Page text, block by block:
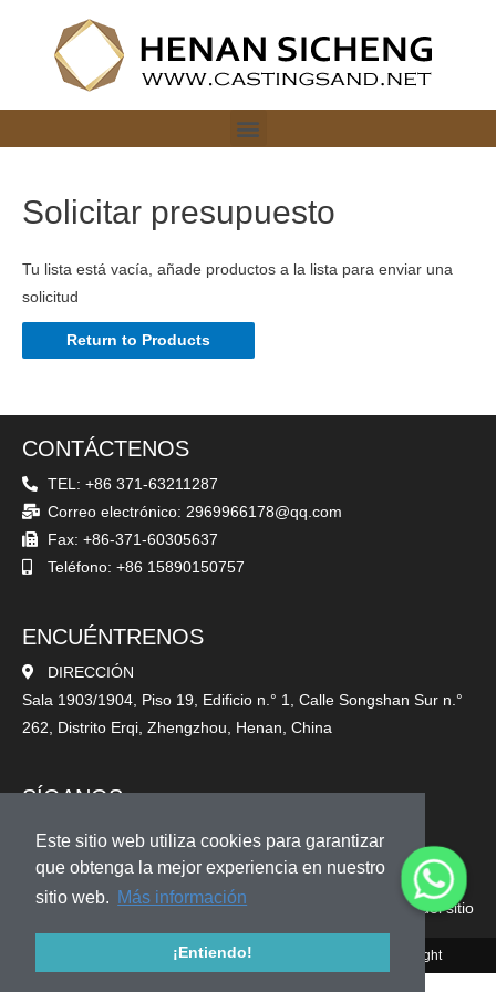
Este sitio web utiliza cookies para garantizar
que obtenga la mejor experiencia en nuestro
sitio web. Más información
¡Entiendo!
Solicitar presupuesto
Tu lista está vacía, añade productos a la lista para enviar una
solicitud
Return to Products
CONTÁCTENOS
TEL: +86 371-63211287
Correo electrónico: 2969966178@qq.com
Fax: +86-371-60305637
Teléfono: +86 15890150757
ENCUÉNTRENOS
DIRECCIÓN
Sala 1903/1904, Piso 19, Edificio n.° 1, Calle Songshan Sur n.°
262, Distrito Erqi, Zhengzhou, Henan, China
SÍGANOS
Mapa del sitio
© 2010-2020 Henan Sicheng Abrasives Tech Co., Ltd. Copyright